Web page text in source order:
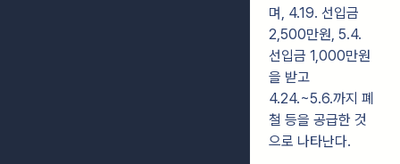
며, 4.19. 선입금
2,500만원, 5.4.
선입금 1,000만원
을 받고
4.24.~5.6.까지 폐
철 등을 공급한 것
으로 나타난다.